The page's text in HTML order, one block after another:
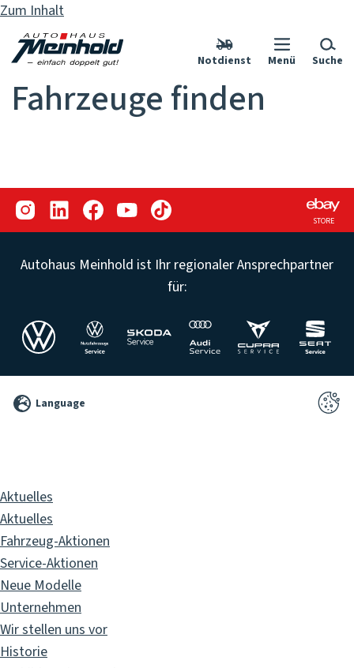
Zum Inhalt
Notdienst Menü Suche
Fahrzeuge finden
STORE
Autohaus Meinhold ist Ihr regionaler Ansprechpartner
für:
2026 Language
Aktuelles
Aktuelles
Fahrzeug-Aktionen
Service-Aktionen
Neue Modelle
Unternehmen
Wir stellen uns vor
Historie